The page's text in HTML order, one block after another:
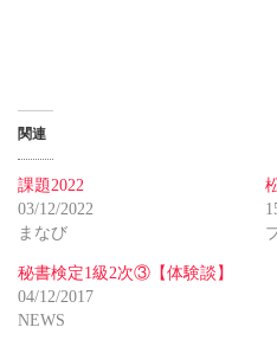
関連
課題2022
03/12/2022
まなび
秘書検定1級2次③【体験談】
04/12/2017
NEWS